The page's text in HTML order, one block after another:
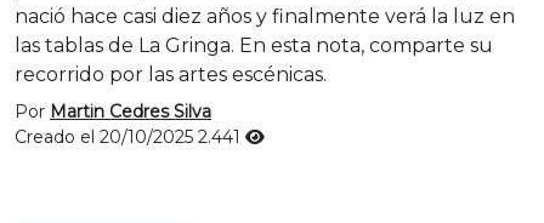
nació hace casi diez años y finalmente verá la luz en
las tablas de La Gringa. En esta nota, comparte su
recorrido por las artes escénicas.
Por Martin Cedres Silva
Creado el 20/10/2025 2.441